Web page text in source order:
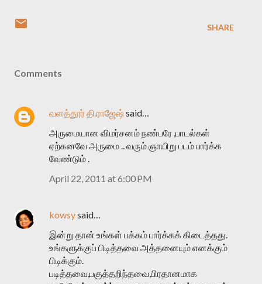
SHARE
Comments
வளத்தூர் தி.ராஜேஷ்said…
அருமையான விமர்சனம் நண்பரே ,பாடல்கள்
ஏற்கனவே அருமை .. வரும் ஞாயிறு படம் பார்க்க
வேண்டும் .
April 22, 2011 at 6:00 PM
kowsysaid…
இன்று தான் உங்கள் பக்கம் பார்க்கக் கிடைத்தது.
உங்களுக்குப் பிடித்தவை அத்தனையும் எனக்கும்
பிடிக்கும்.
படித்தவை,பகுத்தறிந்தவை,பிரதானமாக